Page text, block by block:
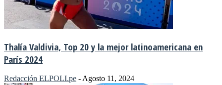
Thalía Valdivia, Top 20 y la mejor latinoamericana en
París 2024
Redacción ELPOLI.pe - Agosto 11, 2024